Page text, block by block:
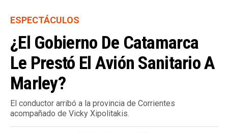
ESPECTÁCULOS
¿El Gobierno De Catamarca
Le Prestó El Avión Sanitario A
Marley?
El conductor arribó a la provincia de Corrientes
acompañado de Vicky Xipolitakis.